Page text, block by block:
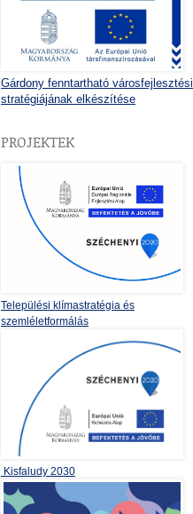
Gárdony fenntartható városfejlesztési
stratégiájának elkészítése
PROJEKTEK
Települési klímastratégia és
szemléletformálás
Kisfaludy 2030